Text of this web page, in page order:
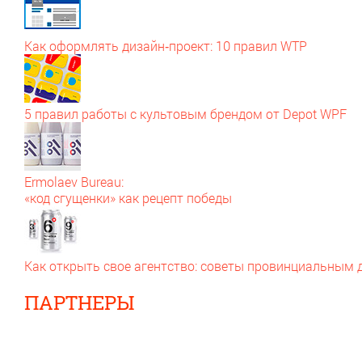
Как оформлять дизайн‑проект: 10 правил WTP
5 правил работы с культовым брендом от Depot WPF
Ermolaev Bureau:
«код сгущенки» как рецепт победы
Как открыть свое агентство: советы провинциальным
ПАРТНЕРЫ